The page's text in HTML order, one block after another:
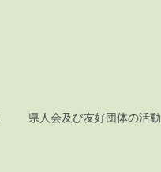
県人会及び友好団体の活動